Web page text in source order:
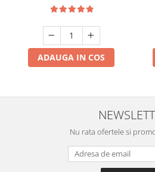
ADAUGA IN COS
Nu rata ofertele si